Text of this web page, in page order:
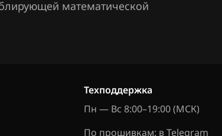
математической
Техподдержка
Пн — Вс 8:00–19:00 (МСК)
По прошивкам: в Telegram